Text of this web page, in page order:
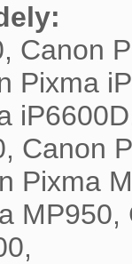
Canon
Pixma
Canon
Pixma